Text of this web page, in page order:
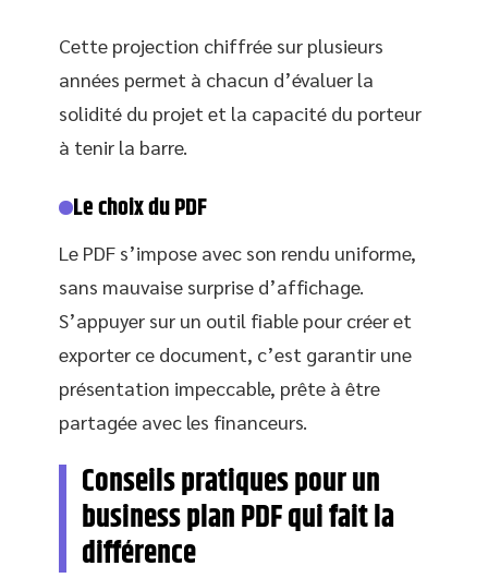
Cette projection chiffrée sur plusieurs
années permet à chacun d’évaluer la
solidité du projet et la capacité du porteur
à tenir la barre.
Le choix du PDF
Le PDF s’impose avec son rendu uniforme,
sans mauvaise surprise d’affichage.
S’appuyer sur un outil fiable pour créer et
exporter ce document, c’est garantir une
présentation impeccable, prête à être
partagée avec les financeurs.
Conseils pratiques pour un
business plan PDF qui fait la
différence